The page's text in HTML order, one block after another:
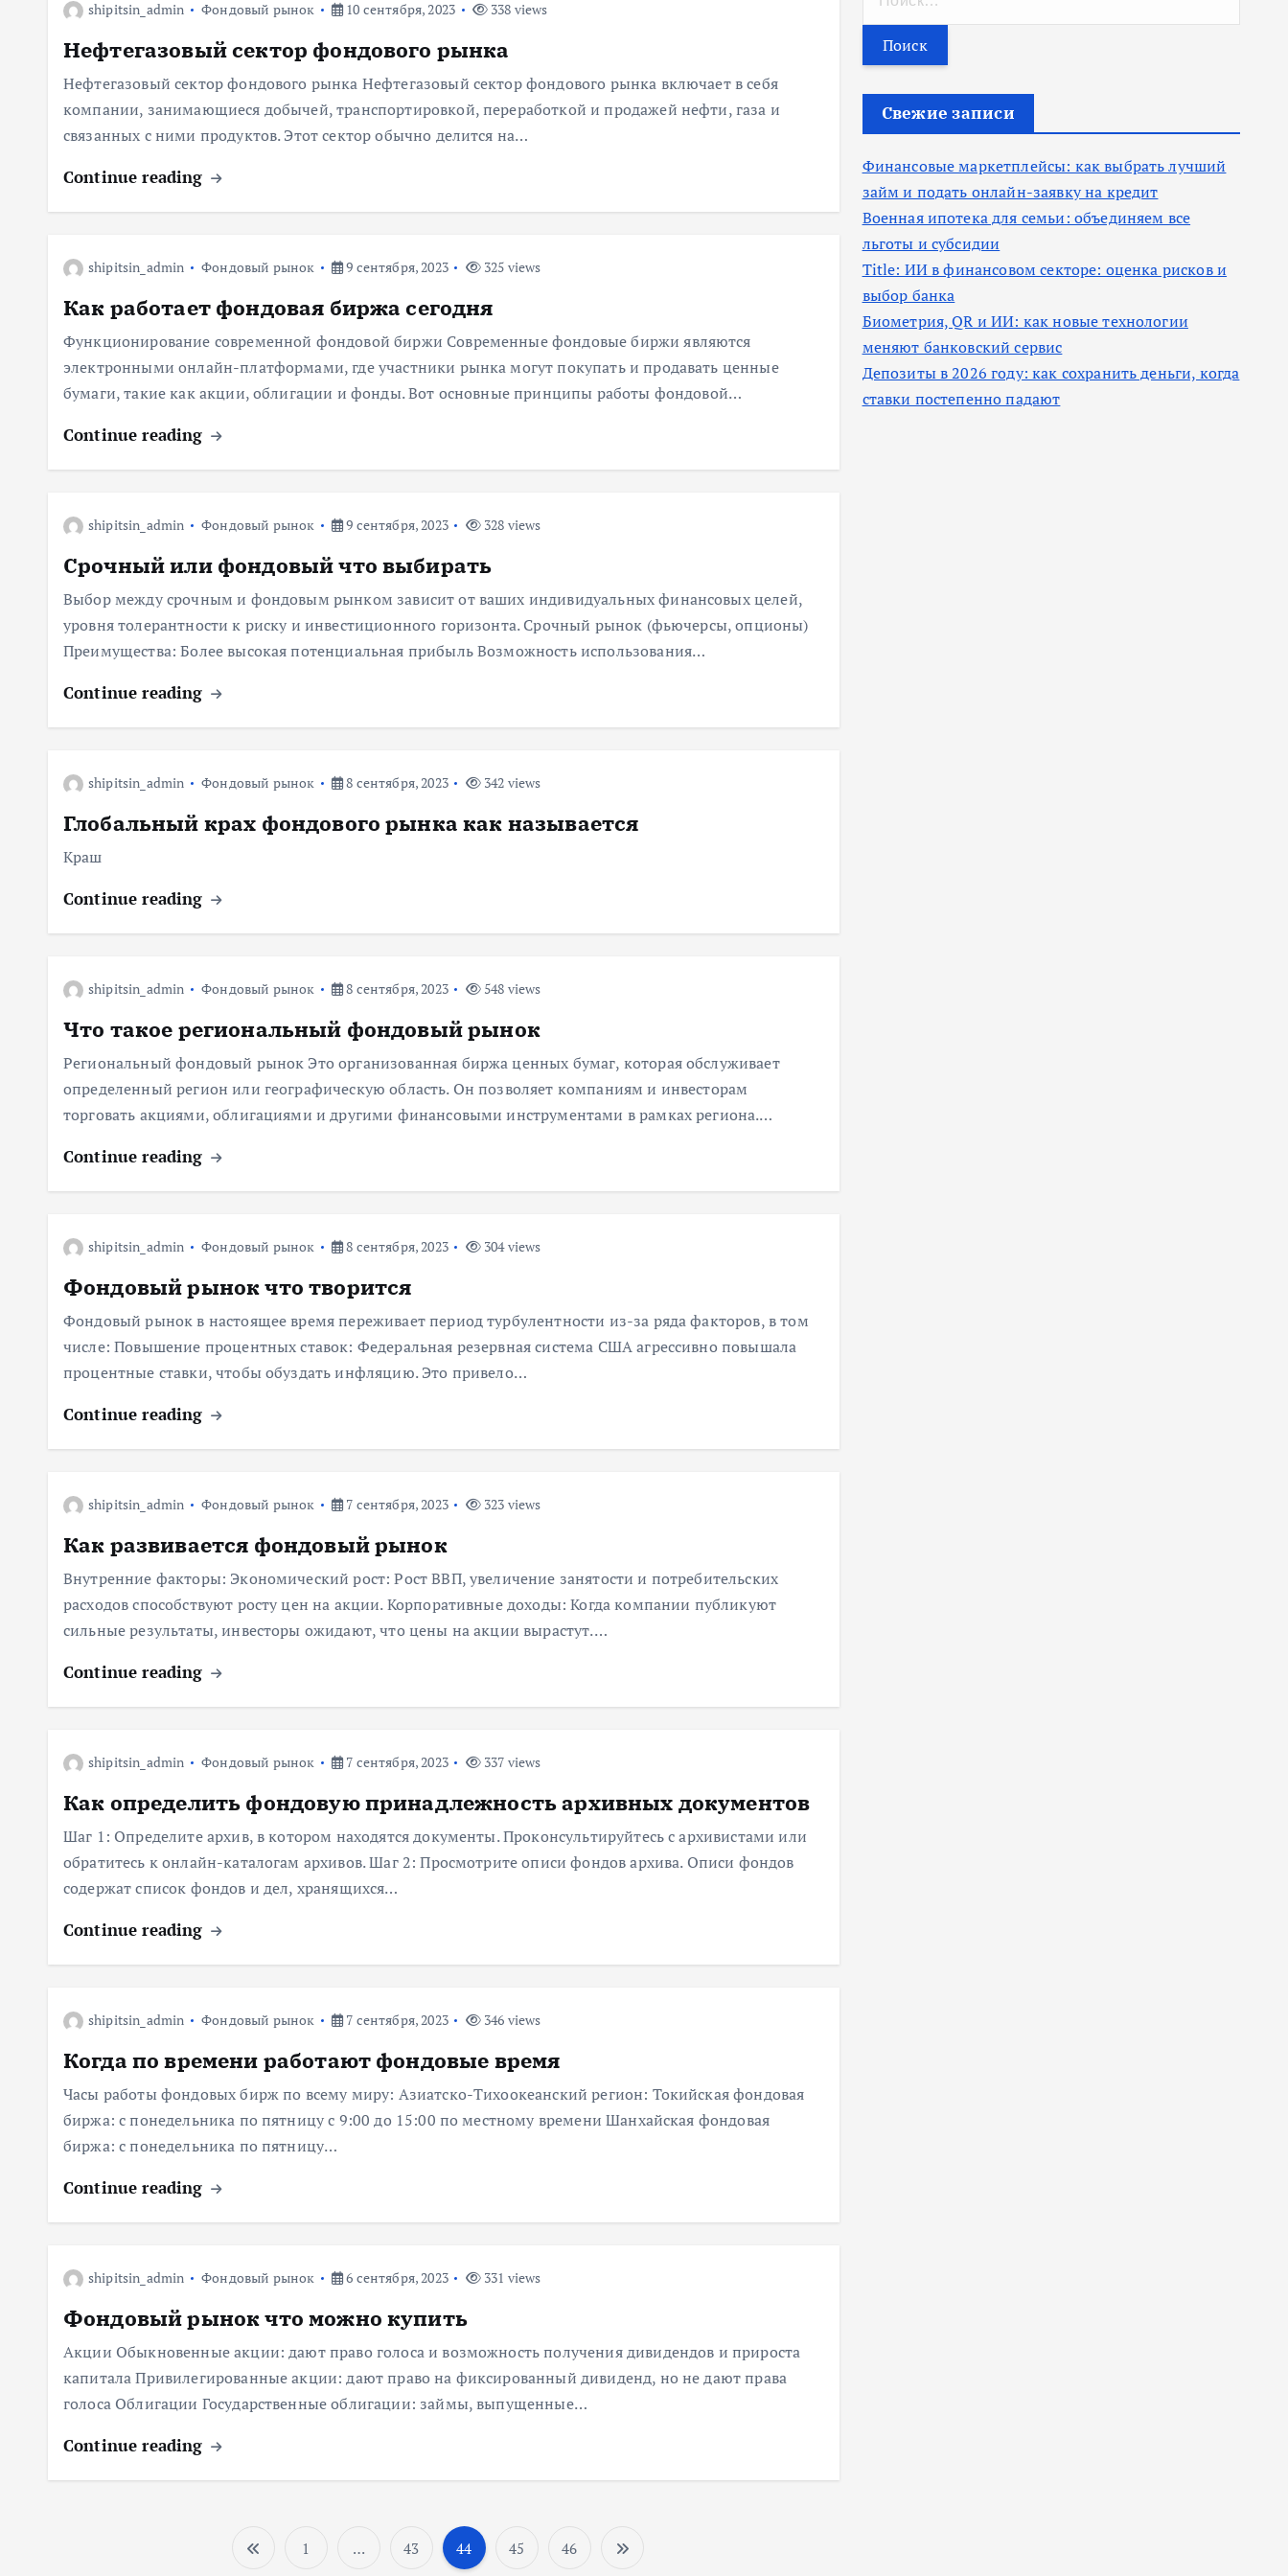
shipitsin_admin Фондовый рынок 10 сентября, 2023 338 views
Нефтегазовый сектор фондового рынка
Нефтегазовый сектор фондового рынка Нефтегазовый сектор фондового рынка включает в себя
компании, занимающиеся добычей, транспортировкой, переработкой и продажей нефти, газа и
связанных с ними продуктов. Этот сектор обычно делится на…
Continue reading
shipitsin_admin Фондовый рынок 9 сентября, 2023 325 views
Как работает фондовая биржа сегодня
Функционирование современной фондовой биржи Современные фондовые биржи являются
электронными онлайн-платформами, где участники рынка могут покупать и продавать ценные
бумаги, такие как акции, облигации и фонды. Вот основные принципы работы фондовой…
Continue reading
shipitsin_admin Фондовый рынок 9 сентября, 2023 328 views
Срочный или фондовый что выбирать
Выбор между срочным и фондовым рынком зависит от ваших индивидуальных финансовых целей,
уровня толерантности к риску и инвестиционного горизонта. Срочный рынок (фьючерсы, опционы)
Преимущества: Более высокая потенциальная прибыль Возможность использования…
Continue reading
shipitsin_admin Фондовый рынок 8 сентября, 2023 342 views
Глобальный крах фондового рынка как называется
Краш
Continue reading
shipitsin_admin Фондовый рынок 8 сентября, 2023 548 views
Что такое региональный фондовый рынок
Региональный фондовый рынок Это организованная биржа ценных бумаг, которая обслуживает
определенный регион или географическую область. Он позволяет компаниям и инвесторам
торговать акциями, облигациями и другими финансовыми инструментами в рамках региона.…
Continue reading
shipitsin_admin Фондовый рынок 8 сентября, 2023 304 views
Фондовый рынок что творится
Фондовый рынок в настоящее время переживает период турбулентности из-за ряда факторов, в том
числе: Повышение процентных ставок: Федеральная резервная система США агрессивно повышала
процентные ставки, чтобы обуздать инфляцию. Это привело…
Continue reading
shipitsin_admin Фондовый рынок 7 сентября, 2023 323 views
Как развивается фондовый рынок
Внутренние факторы: Экономический рост: Рост ВВП, увеличение занятости и потребительских
расходов способствуют росту цен на акции. Корпоративные доходы: Когда компании публикуют
сильные результаты, инвесторы ожидают, что цены на акции вырастут.…
Continue reading
shipitsin_admin Фондовый рынок 7 сентября, 2023 337 views
Как определить фондовую принадлежность архивных документов
Шаг 1: Определите архив, в котором находятся документы. Проконсультируйтесь с архивистами или
обратитесь к онлайн-каталогам архивов. Шаг 2: Просмотрите описи фондов архива. Описи фондов
содержат список фондов и дел, хранящихся…
Continue reading
shipitsin_admin Фондовый рынок 7 сентября, 2023 346 views
Когда по времени работают фондовые время
Часы работы фондовых бирж по всему миру: Азиатско-Тихоокеанский регион: Токийская фондовая
биржа: с понедельника по пятницу с 9:00 до 15:00 по местному времени Шанхайская фондовая
биржа: с понедельника по пятницу…
Continue reading
shipitsin_admin Фондовый рынок 6 сентября, 2023 331 views
Фондовый рынок что можно купить
Акции Обыкновенные акции: дают право голоса и возможность получения дивидендов и прироста
капитала Привилегированные акции: дают право на фиксированный дивиденд, но не дают права
голоса Облигации Государственные облигации: займы, выпущенные…
Continue reading
1 … 43 44 45 46
т
и
Свежие записи
Финансовые маркетплейсы: как выбрать лучший
займ и подать онлайн-заявку на кредит
Военная ипотека для семьи: объединяем все
льготы и субсидии
Title: ИИ в финансовом секторе: оценка рисков и
выбор банка
Биометрия, QR и ИИ: как новые технологии
меняют банковский сервис
Депозиты в 2026 году: как сохранить деньги, когда
ставки постепенно падают